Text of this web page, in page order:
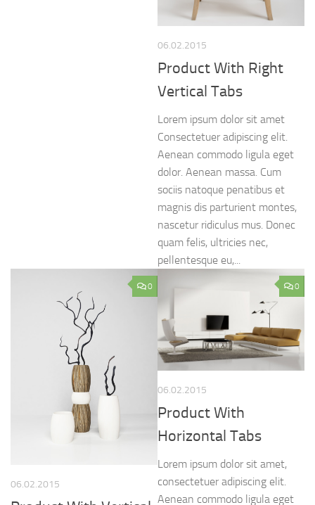
06.02.2015
Product With Right
Vertical Tabs
Lorem ipsum dolor sit amet
Consectetuer adipiscing elit.
Aenean commodo ligula eget
dolor. Aenean massa. Cum
sociis natoque penatibus et
magnis dis parturient montes,
nascetur ridiculus mus. Donec
quam felis, ultricies nec,
pellentesque eu,...
0
06.02.2015
0
06.02.2015
Product With
Horizontal Tabs
Lorem ipsum dolor sit amet,
consectetuer adipiscing elit.
Aenean commodo ligula eget